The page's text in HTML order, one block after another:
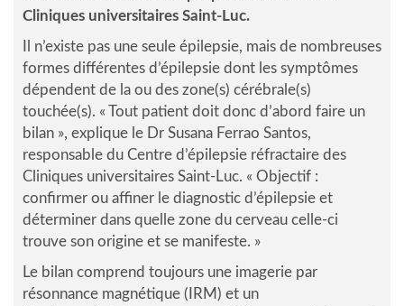
Cliniques universitaires Saint-Luc.
Il n’existe pas une seule épilepsie, mais de nombreuses
formes différentes d’épilepsie dont les symptômes
dépendent de la ou des zone(s) cérébrale(s)
touchée(s). « Tout patient doit donc d’abord faire un
bilan », explique le Dr Susana Ferrao Santos,
responsable du Centre d’épilepsie réfractaire des
Cliniques universitaires Saint-Luc. « Objectif :
confirmer ou affiner le diagnostic d’épilepsie et
déterminer dans quelle zone du cerveau celle-ci
trouve son origine et se manifeste. »
Le bilan comprend toujours une imagerie par
résonnance magnétique (IRM) et un